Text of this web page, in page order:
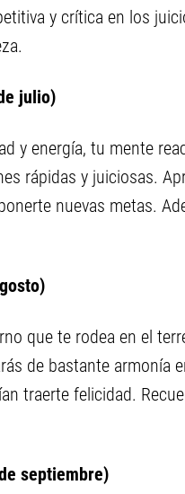
y crítica en los
julio)
y energía, tu mente
rápidas y juiciosas.
nuevas metas.
que te rodea en el
de bastante armonía
traerte felicidad.
septiembre)